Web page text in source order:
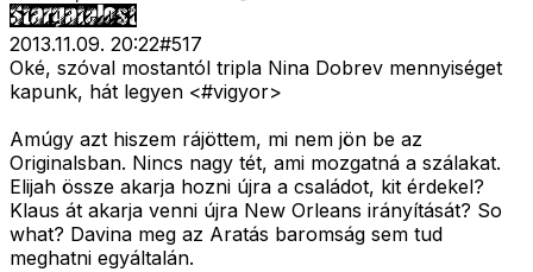
2013.11.09. 20:22#517
Oké, szóval mostantól tripla Nina Dobrev mennyiséget
kapunk, hát legyen <#vigyor>
Amúgy azt hiszem rájöttem, mi nem jön be az
Originalsban. Nincs nagy tét, ami mozgatná a szálakat.
Elijah össze akarja hozni újra a családot, kit érdekel?
Klaus át akarja venni újra New Orleans irányítását? So
what? Davina meg az Aratás baromság sem tud
meghatni egyáltalán.